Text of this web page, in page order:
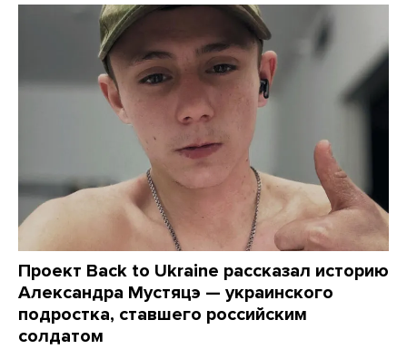
Проект Back to Ukraine рассказал историю
Александра Мустяцэ — украинского
подростка, ставшего российским
солдатом